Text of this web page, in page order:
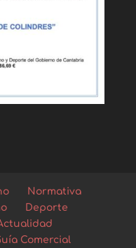
Normativa
Deporte
Comercial